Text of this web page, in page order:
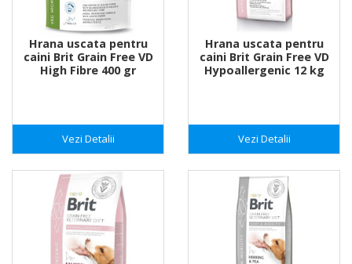
Hrana uscata pentru
caini Brit Grain Free VD
High Fibre 400 gr
Vezi Detalii
Hrana uscata pentru
caini Brit Grain Free VD
Hypoallergenic 12 kg
Vezi Detalii